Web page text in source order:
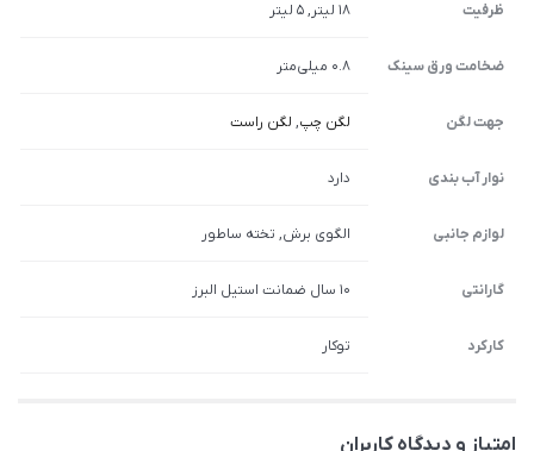
ظرفیت 18 لیتر, 5 لیتر
ضخامت ورق سینک 0.8 میلی‌متر
جهت لگن لگن چپ, لگن راست
نوار آب بندی دارد
لوازم جانبی الگوی برش, تخته ساطور
گارانتی 10 سال ضمانت استیل البرز
کارکرد توکار
امتیاز و دیدگاه کاربران